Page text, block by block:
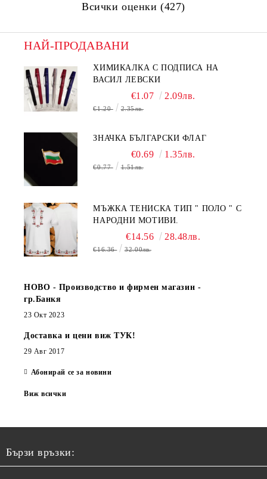
Всички оценки (427)
НАЙ-ПРОДАВАНИ
ХИМИКАЛКА С ПОДПИСА НА
ВАСИЛ ЛЕВСКИ
€1.07 2.09лв.
€1.20 2.35лв.
ЗНАЧКА БЪЛГАРСКИ ФЛАГ
€0.69 1.35лв.
€0.77 1.51лв.
МЪЖКА ТЕНИСКА ТИП " ПОЛО " С
НАРОДНИ МОТИВИ.
€14.56 28.48лв.
€16.36 32.00лв.
НОВО - Производство и фирмен магазин -
гр.Банкя
23 Окт 2023
Доставка и цени виж ТУК!
29 Авг 2017
Абонирай се за новини
Виж всички
Бързи връзки: